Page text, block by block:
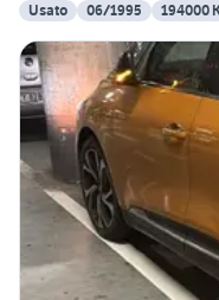
Usato
06/1995 194000